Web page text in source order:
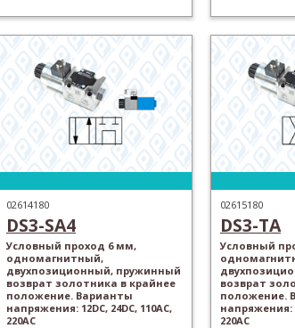
02614180
DS3-SA4
Условный проход 6 мм,
одномагнитный,
двухпозиционный, пружинный
возврат золотника в крайнее
положение. Варианты
напряжения: 12DC, 24DC, 110AC,
220AC
02615180
DS3-TA
Условный
возврат
положение.
напряжения:
220AC